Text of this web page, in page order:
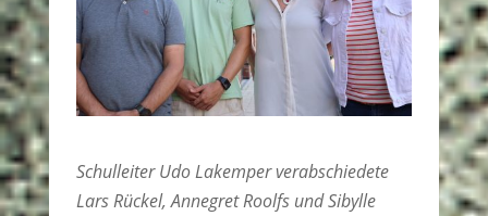
Schulleiter Udo Lakemper verabschiedete
Lars Rückel, Annegret Roolfs und Sibylle